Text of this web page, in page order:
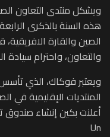
ويشكل منتدى التعاون
هذه السنة بالذكرى
الصين والقارة
والتعاون، واحترام سيادة
Un